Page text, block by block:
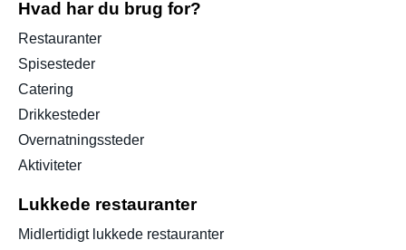
Hvad har du brug for?
Restauranter
Spisesteder
Catering
Drikkesteder
Overnatningssteder
Aktiviteter
Lukkede restauranter
Midlertidigt lukkede restauranter